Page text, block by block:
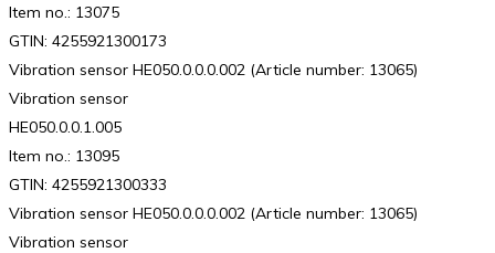
Item no.: 13075
GTIN: 4255921300173
Vibration sensor HE050.0.0.0.002 (Article number: 13065)
Vibration sensor
HE050.0.0.1.005
Item no.: 13095
GTIN: 4255921300333
Vibration sensor HE050.0.0.0.002 (Article number: 13065)
Vibration sensor